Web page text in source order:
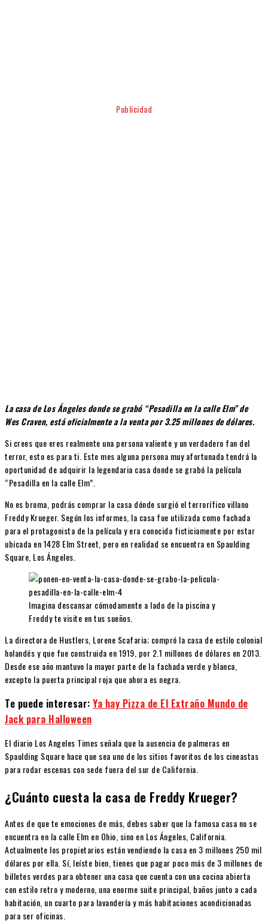
Publicidad
La casa de Los Ángeles donde se grabó “Pesadilla en la calle Elm” de
Wes Craven, está oficialmente a la venta por 3.25 millones de dólares.
Si crees que eres realmente una persona valiente y un verdadero fan del
terror, esto es para ti. Este mes alguna persona muy afortunada tendrá la
oportunidad de adquirir la legendaria casa donde se grabó la película
“Pesadilla en la calle Elm”.
No es broma, podrás comprar la casa dónde surgió el terrorífico villano
Freddy Krueger. Según los informes, la casa fue utilizada como fachada
para el protagonista de la película y era conocida ficticiamente por estar
ubicada en 1428 Elm Street, pero en realidad se encuentra en Spaulding
Square, Los Ángeles.
Imagina descansar cómodamente a lado de la piscina y
Freddy te visite en tus sueños.
La directora de Hustlers, Lorene Scafaria; compró la casa de estilo colonial
holandés y que fue construida en 1919, por 2.1 millones de dólares en 2013.
Desde ese año mantuvo la mayor parte de la fachada verde y blanca,
excepto la puerta principal roja que ahora es negra.
Te puede interesar: Ya hay Pizza de El Extraño Mundo de
Jack para Halloween
El diario Los Angeles Times señala que la ausencia de palmeras en
Spaulding Square hace que sea uno de los sitios favoritos de los cineastas
para rodar escenas con sede fuera del sur de California.
¿Cuánto cuesta la casa de Freddy Krueger?
Antes de que te emociones de más, debes saber que la famosa casa no se
encuentra en la calle Elm en Ohio, sino en Los Ángeles, California.
Actualmente los propietarios están vendiendo la casa en 3 millones 250 mil
dólares por ella. Sí, leíste bien, tienes que pagar poco más de 3 millones de
billetes verdes para obtener una casa que cuenta con una cocina abierta
con estilo retro y moderno, una enorme suite principal, baños junto a cada
habitación, un cuarto para lavandería y más habitaciones acondicionadas
para ser oficinas.